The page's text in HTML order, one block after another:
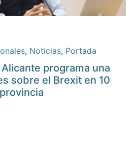
, Noticias, Portada
programa una
sobre el Brexit en 10